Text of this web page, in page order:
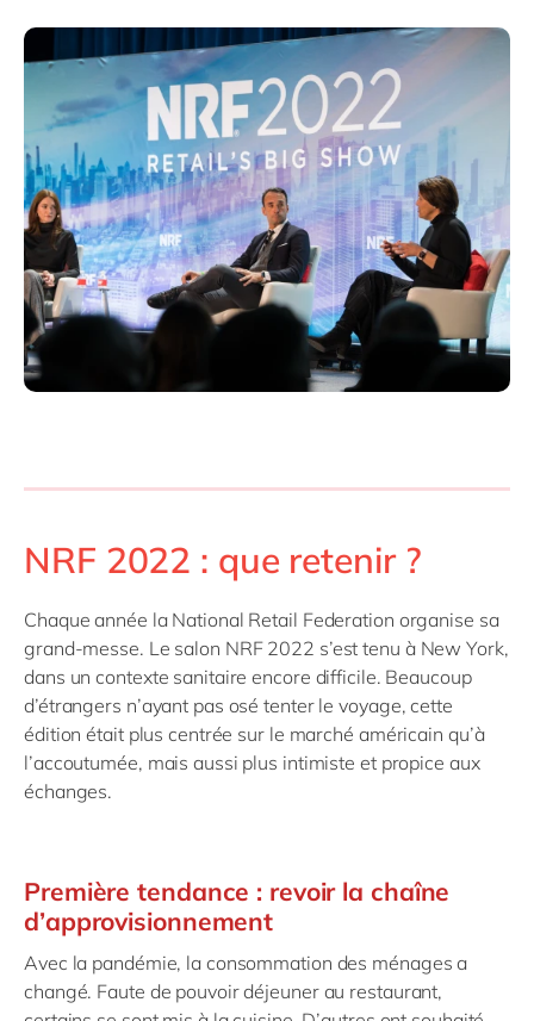
UK & Ireland
USA & Canada
NRF 2022 : que retenir ?
Chaque année la National Retail Federation organise sa
grand-messe. Le salon NRF 2022 s’est tenu à New York,
dans un contexte sanitaire encore difficile. Beaucoup
d’étrangers n’ayant pas osé tenter le voyage, cette
édition était plus centrée sur le marché américain qu’à
l’accoutumée, mais aussi plus intimiste et propice aux
échanges.
Première tendance : revoir la chaîne
d’approvisionnement
Avec la pandémie, la consommation des ménages a
changé. Faute de pouvoir déjeuner au restaurant,